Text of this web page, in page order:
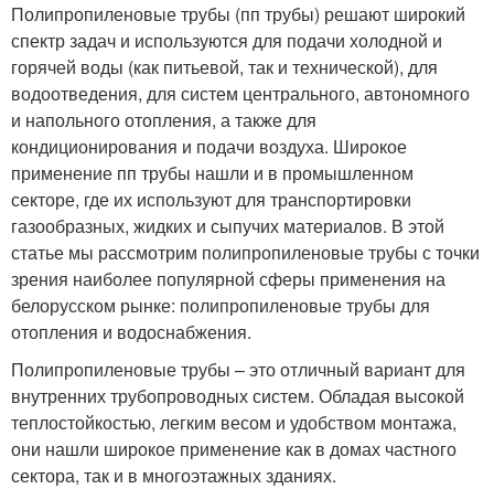
Полипропиленовые трубы (пп трубы) решают широкий
спектр задач и используются для подачи холодной и
горячей воды (как питьевой, так и технической), для
водоотведения, для систем центрального, автономного
и напольного отопления, а также для
кондиционирования и подачи воздуха. Широкое
применение пп трубы нашли и в промышленном
секторе, где их используют для транспортировки
газообразных, жидких и сыпучих материалов. В этой
статье мы рассмотрим полипропиленовые трубы с точки
зрения наиболее популярной сферы применения на
белорусском рынке: полипропиленовые трубы для
отопления и водоснабжения.
Полипропиленовые трубы – это отличный вариант для
внутренних трубопроводных систем. Обладая высокой
теплостойкостью, легким весом и удобством монтажа,
они нашли широкое применение как в домах частного
сектора, так и в многоэтажных зданиях.